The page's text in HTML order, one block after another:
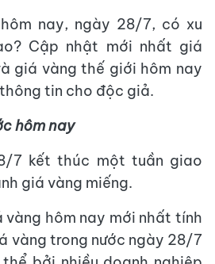
nay, ngày 28/7, có xu
Cập nhật mới nhất giá
giá vàng thế giới hôm nay
tin cho độc giả.
hôm nay
7 kết thúc một tuần giao
giá vàng miếng.
hôm nay mới nhất tính
vàng trong nước ngày 28/7